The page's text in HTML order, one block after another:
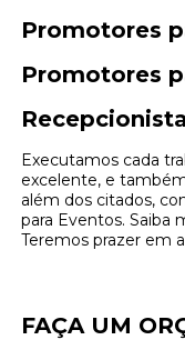
Promotores
Promotores
Executamos cada
excelente, e
além dos citados,
para Eventos. Saiba
Teremos prazer em
FAÇA UM